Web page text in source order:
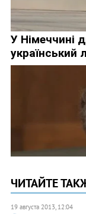
ЧИТАЙТЕ
19 августа 2013, 12:04